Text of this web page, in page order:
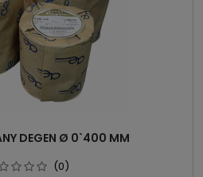
DEGEN Ø 0`400 MM
(0)